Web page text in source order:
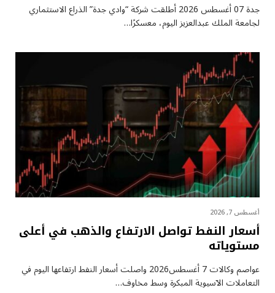
جدة 07 أغسطس 2026 أطلقت شركة “وادي جدة” الذراع الاستثماري
لجامعة الملك عبدالعزيز اليوم، معسكرًا…
أغسطس 7, 2026
أسعار النفط تواصل الارتفاع والذهب في أعلى
مستوياته
عواصم وكالات 7 أغسطس2026 واصلت أسعار ⁠النفط ارتفاعها اليوم في
التعاملات الآسيوية المبكرة وسط مخاوف…